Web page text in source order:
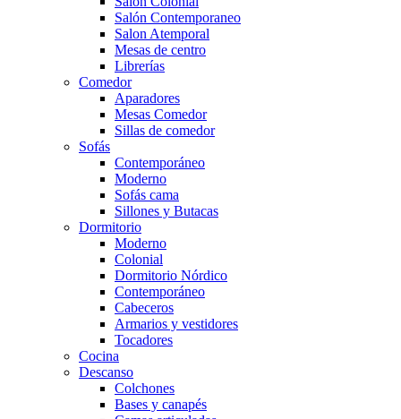
Salón Contemporaneo
Salon Atemporal
Mesas de centro
Librerías
Comedor
Aparadores
Mesas Comedor
Sillas de comedor
Sofás
Contemporáneo
Moderno
Sofás cama
Sillones y Butacas
Dormitorio
Moderno
Colonial
Dormitorio Nórdico
Contemporáneo
Cabeceros
Armarios y vestidores
Tocadores
Cocina
Descanso
Colchones
Bases y canapés